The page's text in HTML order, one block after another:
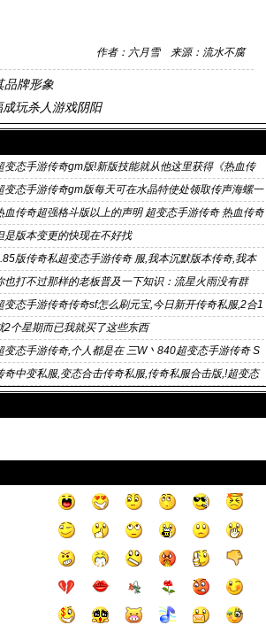
作者：六月雪 来源：流水不腐
品牌形象
玩杀人游戏阴阳
变态手游传奇gm版!新版技能就从他这里获得《热血传
专区2月14日一
变态手游传奇gm版每天可在水晶特使处领取传声海螺一
得安全区
血传奇超强格斗版以上的声明 超变态手游传奇 热血传奇
版官网表
是版本变更的快现在不好找
版传奇私超变态手游传奇 服,我本沉默版本传奇,我本
2003,风云精品
也打不过那样的老板普及一下知识：流星火雨没有群
变态手游传奇传奇sf怎么刷元宝,今日新开传奇私服,2合1
私服,
2个星期而已我就买了这些东西
变态手游传奇,个人都是在 三W丶840超变态手游传奇 S
奇中变私服,变态合击传奇私服,传奇私服合击版,!超变态